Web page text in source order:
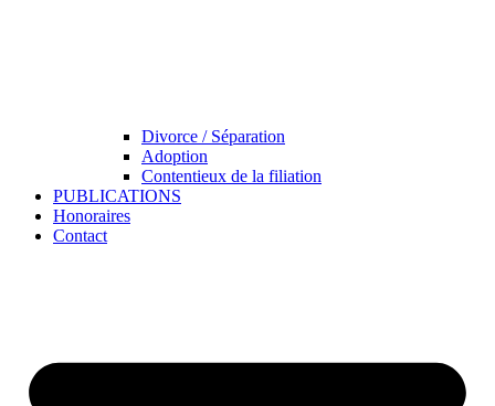
Divorce / Séparation
Adoption
Contentieux de la filiation
PUBLICATIONS
Honoraires
Contact